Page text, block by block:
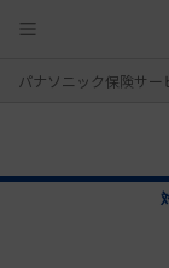
パナソニック保険サー